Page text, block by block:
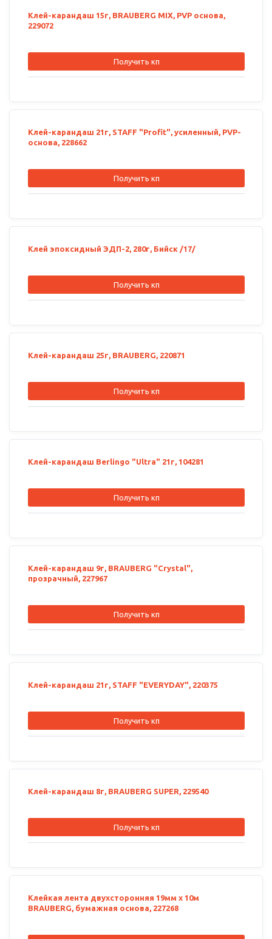
Клей-карандаш 15г, BRAUBERG MIX, PVP основа,
229072
Получить кп
Клей-карандаш 21г, STAFF "Profit", усиленный, PVP-
основа, 228662
Получить кп
Клей эпоксидный ЭДП-2, 280г, Бийск /17/
Получить кп
Клей-карандаш 25г, BRAUBERG, 220871
Получить кп
Клей-карандаш Berlingo "Ultra" 21г, 104281
Получить кп
Клей-карандаш 9г, BRAUBERG "Crystal",
прозрачный, 227967
Получить кп
Клей-карандаш 21г, STAFF "EVERYDAY", 220375
Получить кп
Клей-карандаш 8г, BRAUBERG SUPER, 229540
Получить кп
Клейкая лента двухсторонняя 19мм х 10м
BRAUBERG, бумажная основа, 227268